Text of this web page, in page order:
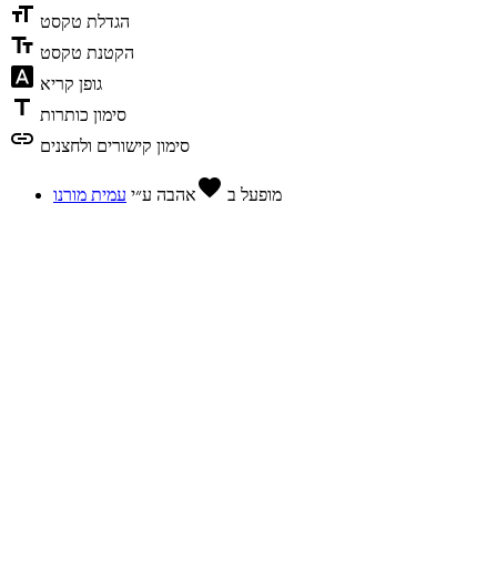
format_size הגדלת טקסט
text_fields הקטנת טקסט
font_download גופן קריא
title סימון כותרות
link סימון קישורים ולחצנים
מופעל ב favoriteאהבה ע״י עמית מורנו